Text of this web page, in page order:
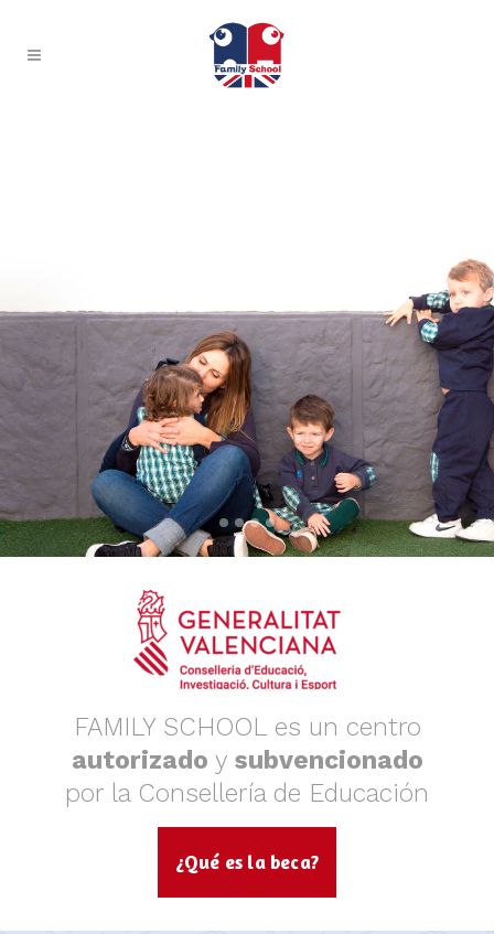
FAMILY SCHOOL es un centro
autorizado y subvencionado
por la Consellería de Educación
¿Qué es la beca?